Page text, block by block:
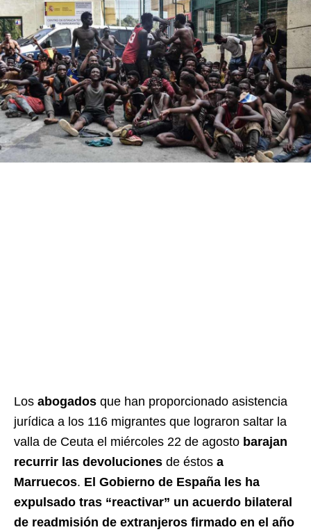
Los abogados que han proporcionado asistencia
jurídica a los 116 migrantes que lograron saltar la
valla de Ceuta el miércoles 22 de agosto barajan
recurrir las devoluciones de éstos a
Marruecos. El Gobierno de España les ha
expulsado tras “reactivar” un acuerdo bilateral
de readmisión de extranjeros firmado en el año